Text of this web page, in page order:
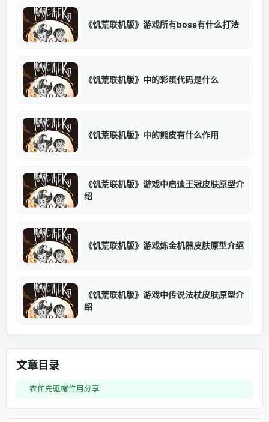
《饥荒联机版》游戏所有boss有什么打法
《饥荒联机版》中的彩蛋代码是什么
《饥荒联机版》中的熊皮有什么作用
《饥荒联机版》游戏中启迪王冠皮肤原型介
绍
《饥荒联机版》游戏炼金机器皮肤原型介绍
《饥荒联机版》游戏中传说法杖皮肤原型介
绍
文章目录
农作先驱帽作用分享